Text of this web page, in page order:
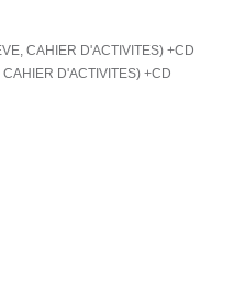
D'ACTIVITES) +CD